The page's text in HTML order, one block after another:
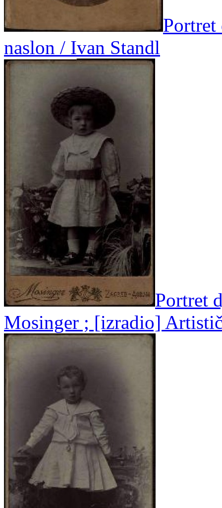
Portret
naslon / Ivan Standl
Portret
Mosinger ; [izradio]